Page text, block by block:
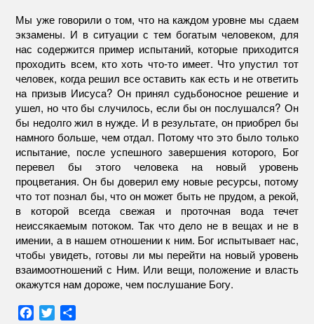
Мы уже говорили о том, что на каждом уровне мы сдаем
экзамены. И в ситуации с тем богатым человеком, для
нас содержится пример испытаний, которые приходится
проходить всем, кто хоть что-то имеет. Что упустил тот
человек, когда решил все оставить как есть и не ответить
на призыв Иисуса? Он принял судьбоносное решение и
ушел, но что бы случилось, если бы он послушался? Он
бы недолго жил в нужде. И в результате, он приобрел бы
намного больше, чем отдал. Потому что это было только
испытание, после успешного завершения которого, Бог
перевел бы этого человека на новый уровень
процветания. Он бы доверил ему новые ресурсы, потому
что тот познал бы, что он может быть не прудом, а рекой,
в которой всегда свежая и проточная вода течет
неиссякаемым потоком. Так что дело не в вещах и не в
имении, а в нашем отношении к ним. Бог испытывает нас,
чтобы увидеть, готовы ли мы перейти на новый уровень
взаимоотношений с Ним. Или вещи, положение и власть
окажутся нам дороже, чем послушание Богу.